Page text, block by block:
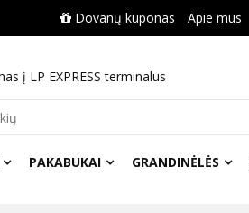
Dovanų kuponas Apie mus
į LP EXPRESS terminalus
PAKABUKAI GRANDINĖLĖS